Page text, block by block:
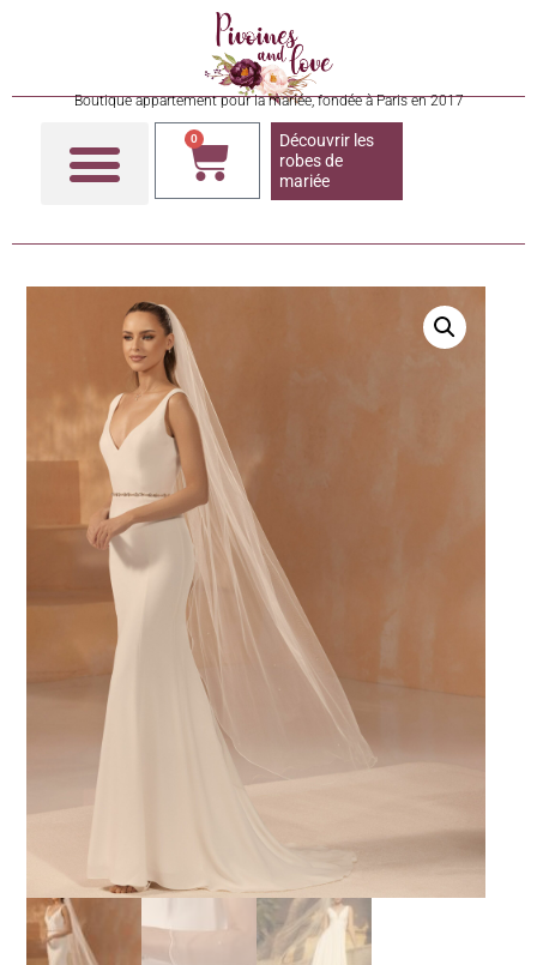
Boutique appartement pour la mariée, fondée à Paris en 2017
0
Découvrir les
robes de
mariée